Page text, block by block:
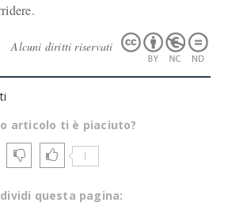
Alcuni diritti riservati
articolo ti è piaciuto?
1
questa pagina: